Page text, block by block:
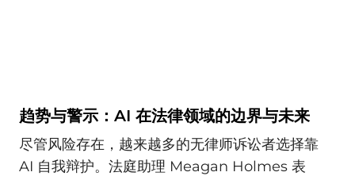
趋势与警示：AI 在法律领域的边界与未来
尽管风险存在，越来越多的无律师诉讼者选择靠
AI 自我辩护。法庭助理 Meagan Holmes 表